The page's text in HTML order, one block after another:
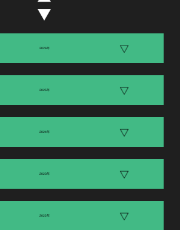
2026年
2025年
2024年
2023年
2022年